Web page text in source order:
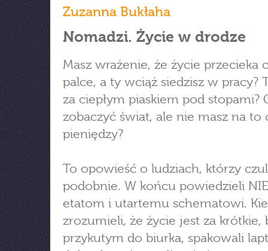
Zuzanna Bukłaha
Nomadzi. Życie w drodze
Masz wrażenie, że życie przecieka
palce, a ty wciąż siedzisz w pracy?
za ciepłym piaskiem pod stopami?
zobaczyć świat, ale nie masz na to
pieniędzy?
To opowieść o ludziach, którzy
podobnie. W końcu powiedzieli
etatom i utartemu schematowi.
zrozumieli, że życie jest za krótkie,
przykutym do biurka, spakowali